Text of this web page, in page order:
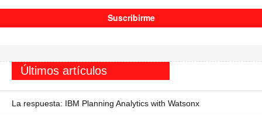
Últimos artículos
La respuesta: IBM Planning Analytics with Watsonx